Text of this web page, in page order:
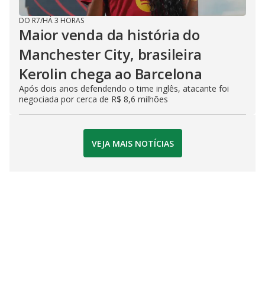
DO R7/HÁ 3 HORAS
Maior venda da história do
Manchester City, brasileira
Kerolin chega ao Barcelona
Após dois anos defendendo o time inglês, atacante foi
negociada por cerca de R$ 8,6 milhões
VEJA MAIS NOTÍCIAS